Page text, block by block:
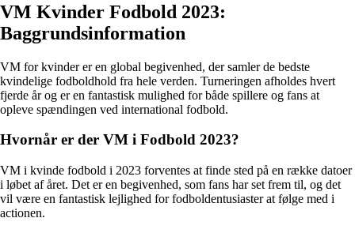
VM Kvinder Fodbold 2023:
Baggrundsinformation
VM for kvinder er en global begivenhed, der samler de bedste
kvindelige fodboldhold fra hele verden. Turneringen afholdes hvert
fjerde år og er en fantastisk mulighed for både spillere og fans at
opleve spændingen ved international fodbold.
Hvornår er der VM i Fodbold 2023?
VM i kvinde fodbold i 2023 forventes at finde sted på en række datoer
i løbet af året. Det er en begivenhed, som fans har set frem til, og det
vil være en fantastisk lejlighed for fodboldentusiaster at følge med i
actionen.